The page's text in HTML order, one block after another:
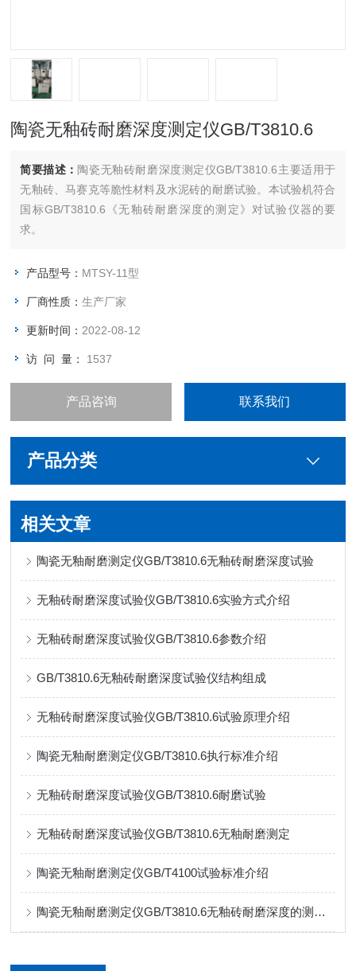
陶瓷无釉砖耐磨深度测定仪GB/T3810.6
简要描述： 陶瓷无釉砖耐磨深度测定仪GB/T3810.6主要适用于
无釉砖、马赛克等脆性材料及水泥砖的耐磨试验。本试验机符合
国标GB/T3810.6《无釉砖耐磨深度的测定》对试验仪器的要
求。
产品型号： MTSY-11型
厂商性质：生产厂家
更新时间： 2022-08-12
访 问 量： 1537
产品咨询 联系我们
产品分类
相关文章
陶瓷无釉耐磨测定仪GB/T3810.6无釉砖耐磨深度试验
无釉砖耐磨深度试验仪GB/T3810.6实验方式介绍
无釉砖耐磨深度试验仪GB/T3810.6参数介绍
GB/T3810.6无釉砖耐磨深度试验仪结构组成
无釉砖耐磨深度试验仪GB/T3810.6试验原理介绍
陶瓷无釉耐磨测定仪GB/T3810.6执行标准介绍
无釉砖耐磨深度试验仪GB/T3810.6耐磨试验
无釉砖耐磨深度试验仪GB/T3810.6无釉耐磨测定
陶瓷无釉耐磨测定仪GB/T4100试验标准介绍
陶瓷无釉耐磨测定仪GB/T3810.6无釉砖耐磨深度的测定试验方法